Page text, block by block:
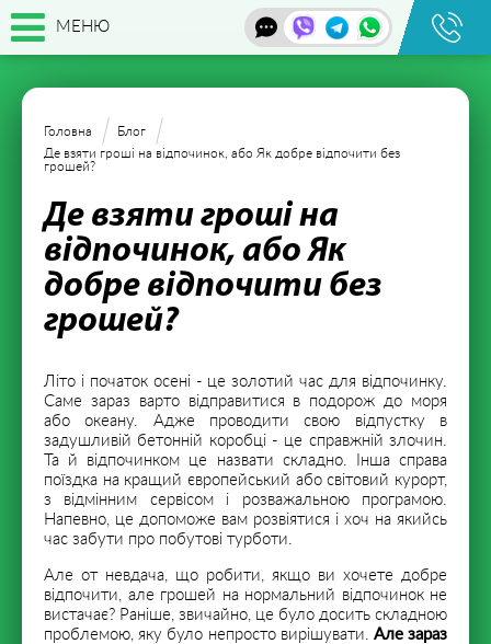
МЕНЮ
Головна
Блог
Де взяти гроші на відпочинок, або Як добре відпочити без
грошей?
Де взяти гроші на
відпочинок, або Як
добре відпочити без
грошей?
Літо і початок осені - це золотий час для відпочинку.
Саме зараз варто відправитися в подорож до моря
або океану. Адже проводити свою відпустку в
задушливій бетонній коробці - це справжній злочин.
Та й відпочинком це назвати складно. Інша справа
поїздка на кращий європейський або світовий курорт,
з відмінним сервісом і розважальною програмою.
Напевно, це допоможе вам розвіятися і хоч на якийсь
час забути про побутові турботи.
Але от невдача, що робити, якщо ви хочете добре
відпочити, але грошей на нормальний відпочинок не
вистачає? Раніше, звичайно, це було досить складною
проблемою, яку було непросто вирішувати. Але зараз